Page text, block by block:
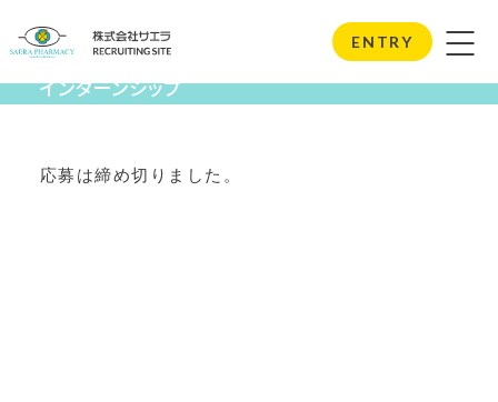
ENTRY
Internship
インターンシップ
応募は締め切りました。